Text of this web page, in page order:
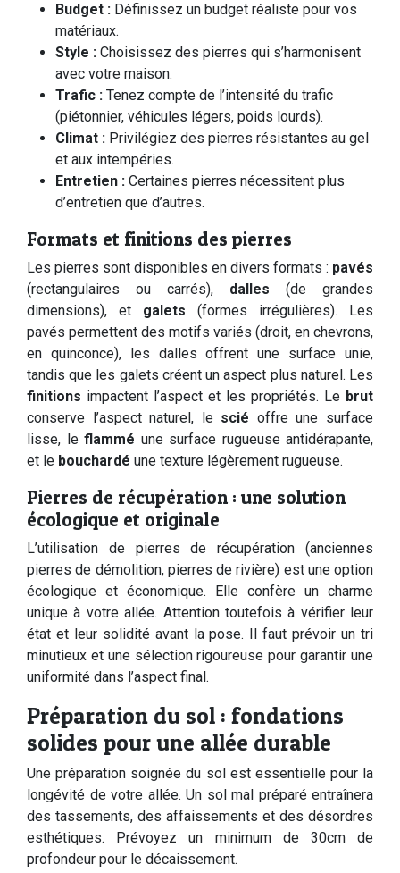
Budget : Définissez un budget réaliste pour vos
matériaux.
Style : Choisissez des pierres qui s’harmonisent
avec votre maison.
Trafic : Tenez compte de l’intensité du trafic
(piétonnier, véhicules légers, poids lourds).
Climat : Privilégiez des pierres résistantes au gel
et aux intempéries.
Entretien : Certaines pierres nécessitent plus
d’entretien que d’autres.
Formats et finitions des pierres
Les pierres sont disponibles en divers formats : pavés
(rectangulaires ou carrés), dalles (de grandes
dimensions), et galets (formes irrégulières). Les
pavés permettent des motifs variés (droit, en chevrons,
en quinconce), les dalles offrent une surface unie,
tandis que les galets créent un aspect plus naturel. Les
finitions impactent l’aspect et les propriétés. Le brut
conserve l’aspect naturel, le scié offre une surface
lisse, le flammé une surface rugueuse antidérapante,
et le bouchardé une texture légèrement rugueuse.
Pierres de récupération : une solution
écologique et originale
L’utilisation de pierres de récupération (anciennes
pierres de démolition, pierres de rivière) est une option
écologique et économique. Elle confère un charme
unique à votre allée. Attention toutefois à vérifier leur
état et leur solidité avant la pose. Il faut prévoir un tri
minutieux et une sélection rigoureuse pour garantir une
uniformité dans l’aspect final.
Préparation du sol : fondations
solides pour une allée durable
Une préparation soignée du sol est essentielle pour la
longévité de votre allée. Un sol mal préparé entraînera
des tassements, des affaissements et des désordres
esthétiques. Prévoyez un minimum de 30cm de
profondeur pour le décaissement.